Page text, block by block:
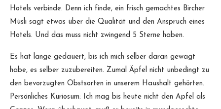
Hotels verbinde. Denn ich finde, ein frisch gemachtes Bircher
Müsli sagt etwas über die Qualität und den Anspruch eines
Hotels. Und das muss nicht zwingend 5 Sterne haben.
Es hat lange gedauert, bis ich mich selber daran gewagt
habe, es selber zuzubereiten. Zumal Äpfel nicht unbedingt zu
den bevorzugten Obstsorten in unserem Haushalt gehörten.
Persönliches Kuriosum: Ich mag bis heute nicht den Apfel als